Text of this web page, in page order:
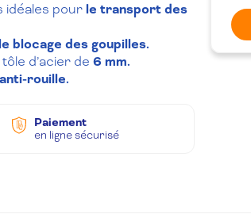
idéales pourle transport des
blocage des goupilles.
d’acier de 6 mm.
rouille.
Paiement
en ligne sécurisé